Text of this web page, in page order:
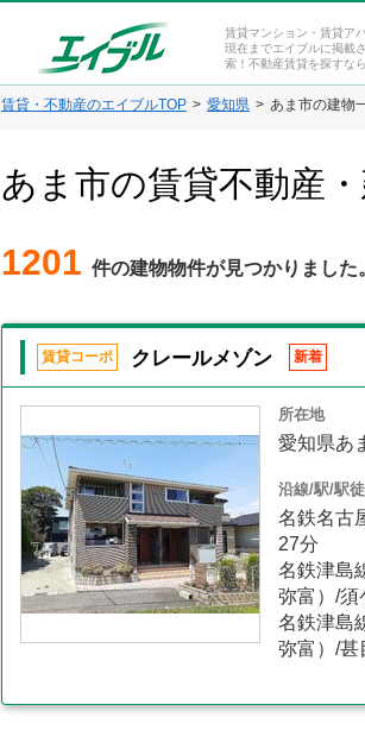
賃貸マンション・賃貸ア
現在までエイブルに掲載
索！不動産賃貸を探すな
賃貸・不動産のエイブルTOP 愛知県 あま市の建物
あま市の賃貸不動産
1201 件の建物物件が見つかりました。
賃貸コーポ クレールメゾン 新着
所在地
愛知県あ
沿線/駅/駅
名鉄名古
27分
名鉄津島
弥富）/須
名鉄津島
弥富）/甚